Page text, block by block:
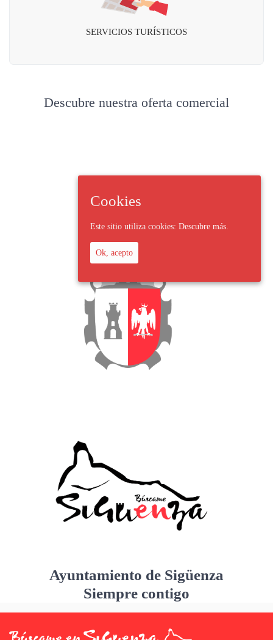
SERVICIOS TURÍSTICOS
Descubre nuestra oferta comercial
Ayuntamiento de Sigüenza
Siempre contigo
Cookies
Este sitio utiliza cookies: Descubre más.
Ok, acepto